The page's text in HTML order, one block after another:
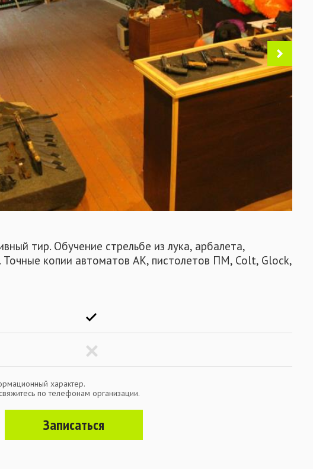
тир. Обучение стрельбе из лука, арбалета,
копии автоматов АК, пистолетов ПМ, Colt, Glock,
характер.
по телефонам организации.
Записаться